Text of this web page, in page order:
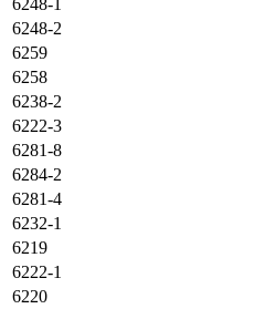
6248-2
6259
6258
6238-2
6222-3
6281-8
6284-2
6281-4
6232-1
6219
6222-1
6220